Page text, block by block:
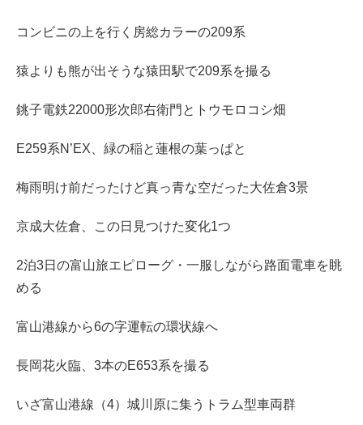
コンビニの上を行く房総カラーの209系
猿よりも熊が出そうな猿田駅で209系を撮る
銚子電鉄22000形次郎右衛門とトウモロコシ畑
E259系N’EX、緑の稲と蓮根の葉っぱと
梅雨明け前だったけど真っ青な空だった大佐倉3景
京成大佐倉、この日見つけた変化1つ
2泊3日の富山旅エピローグ・一服しながら路面電車を眺
める
富山港線から6の字運転の環状線へ
長岡花火臨、3本のE653系を撮る
いざ富山港線（4）城川原に集うトラム型車両群